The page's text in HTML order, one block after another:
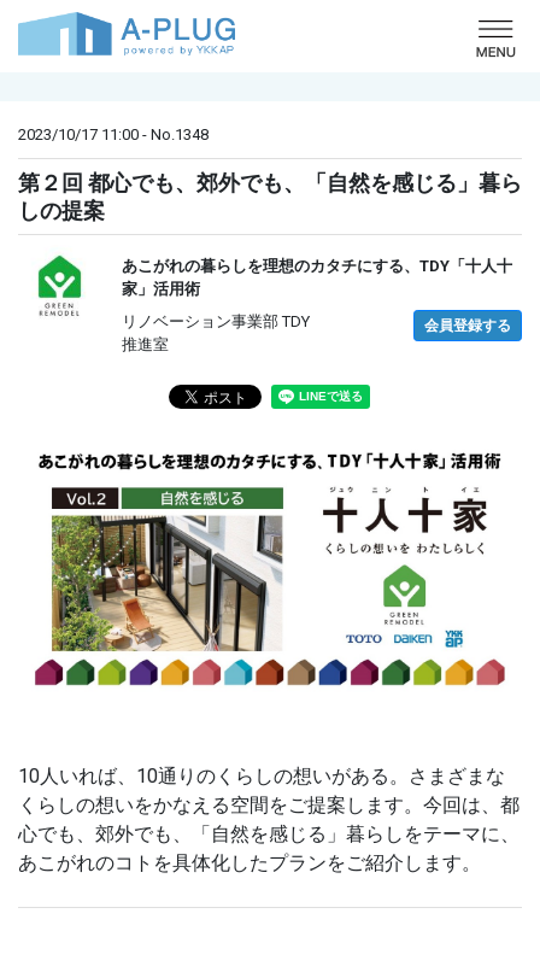
2023/10/17 11:00 - No.1348
第２回 都心でも、郊外でも、「自然を感じる」暮ら
しの提案
あこがれの暮らしを理想のカタチにする、TDY「十人十
家」活用術
リノベーション事業部 TDY
推進室
会員登録する
10人いれば、10通りのくらしの想いがある。さまざまな
くらしの想いをかなえる空間をご提案します。 今回は、 都
心でも、郊外でも、「自然を感じる」暮らしをテーマに、
あこがれのコトを具体化したプランをご紹介します。